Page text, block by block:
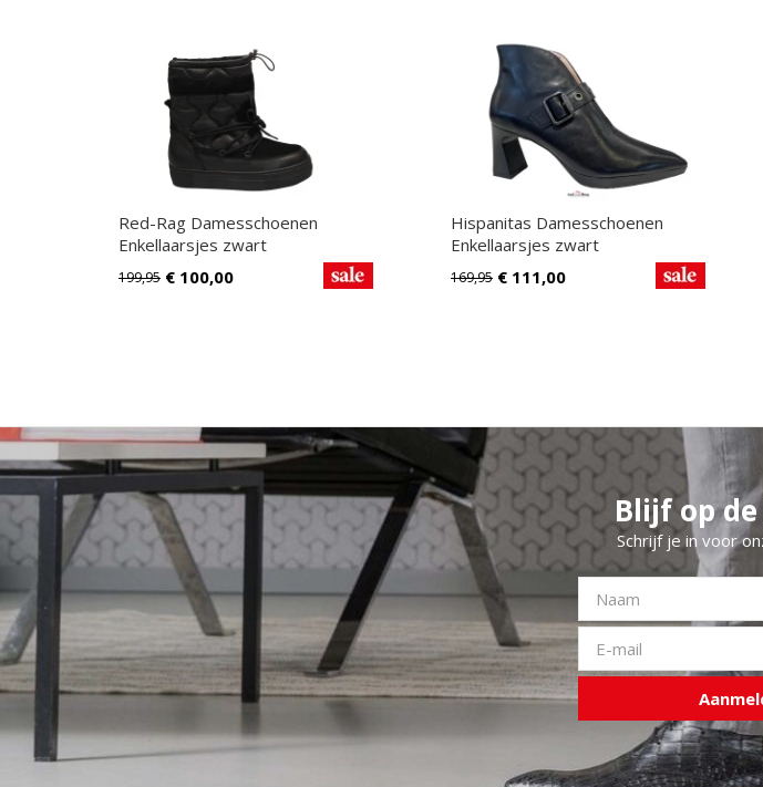
Red-Rag Damesschoenen
Enkellaarsjes zwart
199,95 € 100,00
Hispanitas Damesschoenen
Enkellaarsjes zwart
169,95 € 111,00
Blijf op
Schrijf je in voor